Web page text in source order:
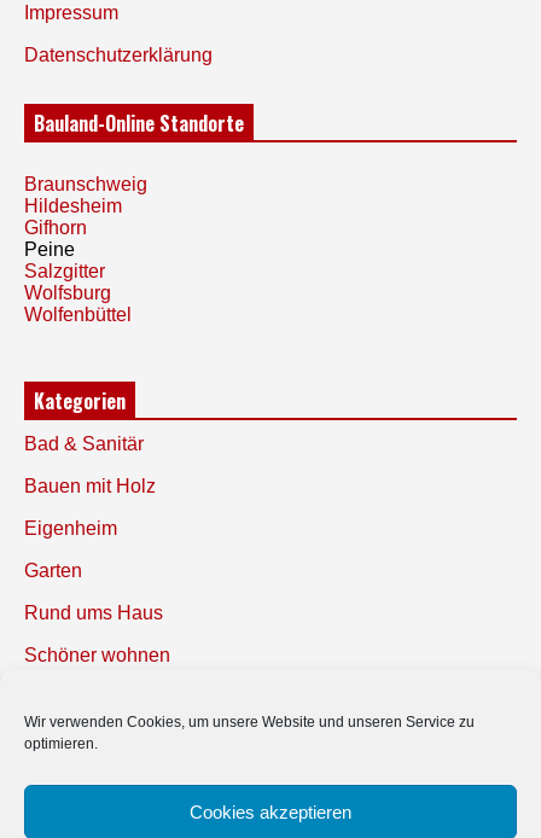
Wir verwenden Cookies, um unsere Website und unseren Service zu
optimieren.
Cookies akzeptieren
Impressum
Datenschutzerklärung
Bauland-Online Standorte
Braunschweig
Hildesheim
Gifhorn
Peine
Salzgitter
Wolfsburg
Wolfenbüttel
Kategorien
Bad & Sanitär
Bauen mit Holz
Eigenheim
Garten
Rund ums Haus
Schöner wohnen